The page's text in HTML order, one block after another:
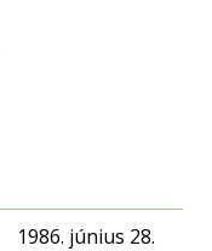
1986. június 28.